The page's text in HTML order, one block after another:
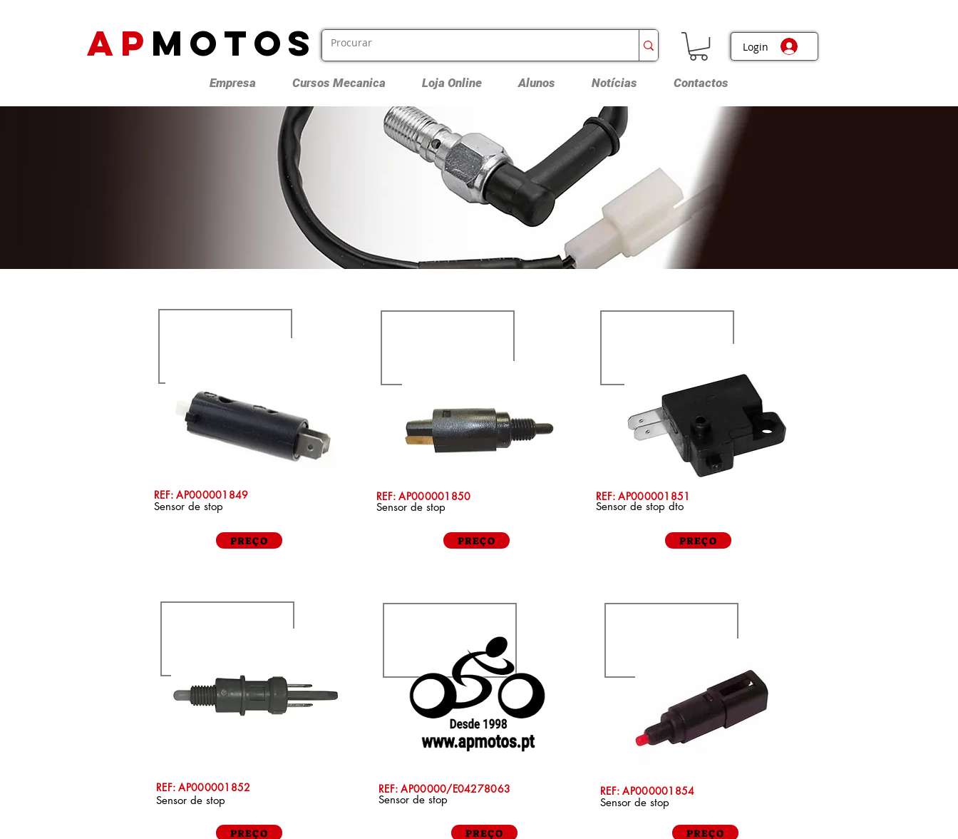
AP MOTOS Login
Empresa Cursos Mecanica Loja Online Alunos Notícias Contactos
REF: AP000001849
Sensor de stop
PREÇO
REF: AP000001850
Sensor de stop
PREÇO
REF: AP000001851
Sensor de stop dto
PREÇO
REF: AP000001852
Sensor de stop
PREÇO
REF: AP00000/E04278063
Sensor de stop
PREÇO
REF: AP000001854
Sensor de stop
PREÇO